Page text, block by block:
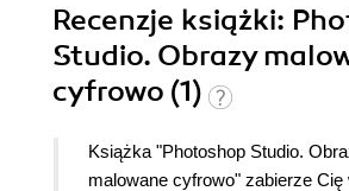
Recenzje książki:
Studio. Obrazy
cyfrowo (1)
Książka "Photoshop Studio.
malowane cyfrowo" zabierze Cię